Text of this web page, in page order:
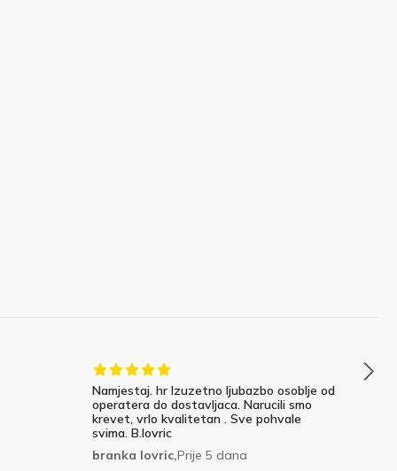
Namjestaj. hr Izuzetno ljubazbo osoblje od
operatera do dostavljaca. Narucili smo
krevet, vrlo kvalitetan . Sve pohvale
svima. B.lovric
branka lovric,Prije 5 dana